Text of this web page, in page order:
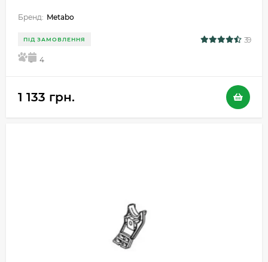
Бренд: Metabo
ПІД ЗАМОВЛЕННЯ 39
5 4
1 133 грн.